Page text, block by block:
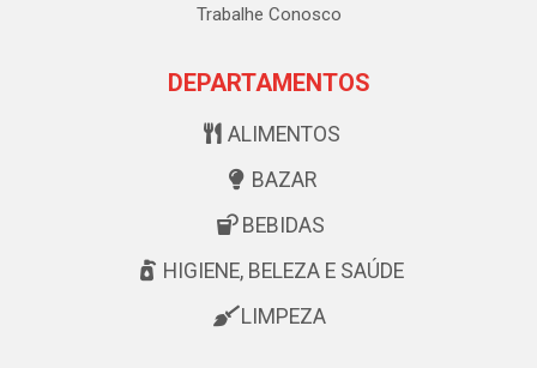
Trabalhe Conosco
DEPARTAMENTOS
ALIMENTOS
BAZAR
BEBIDAS
HIGIENE, BELEZA E SAÚDE
LIMPEZA